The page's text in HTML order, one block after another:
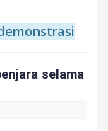
:
selama